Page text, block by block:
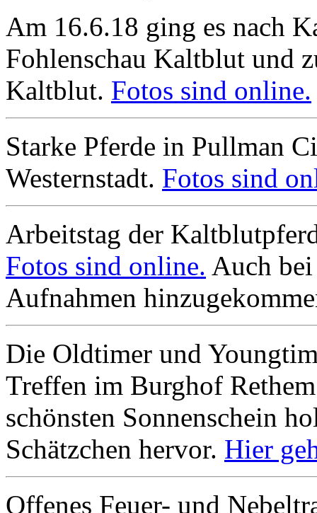
Am 16.6.18 ging es nach
Fohlenschau Kaltblut und
Kaltblut. Fotos sind online.
Starke Pferde in Pullman
Westernstadt. Fotos sind
Arbeitstag der
Fotos sind online. Auch
Aufnahmen
Die Oldtimer und
Treffen im Burghof
schönsten Sonnenschein
Schätzchen hervor. Hier
Offenes Feuer- und